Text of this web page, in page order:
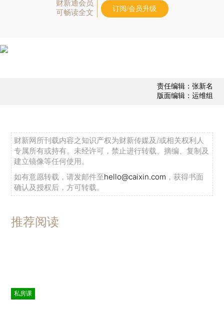
财新通会员
可畅读全文
订阅/会员升级
责任编辑：张新名
版面编辑：运维组
财新网所刊载内容之知识产权为财新传媒及/或相关权利人
专属所有或持有。未经许可，禁止进行转载、摘编、复制及
建立镜像等任何使用。
如有意愿转载，请发邮件至hello@caixin.com ，获得书面
确认及授权后，方可转载。
推荐阅读
私房课